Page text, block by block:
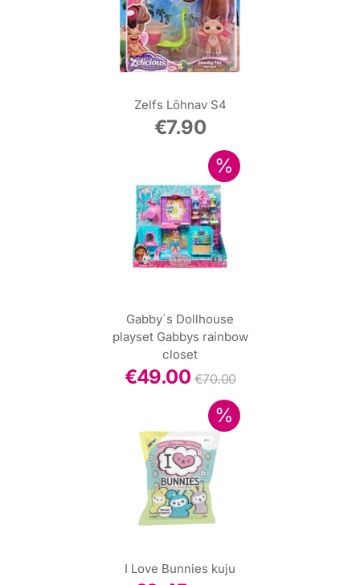
Zelfs Lõhnav S4
€7.90
Gabby´s Dollhouse
playset Gabbys rainbow
closet
€49.00 €70.00
I Love Bunnies kuju